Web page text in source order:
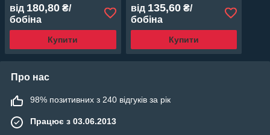
від 180,80 ₴/
бобіна
Купити
від 135,60₴/
бобіна
Купити
Про нас
98% позитивних з 240 відгуків за рік
Працює з 03.06.2013